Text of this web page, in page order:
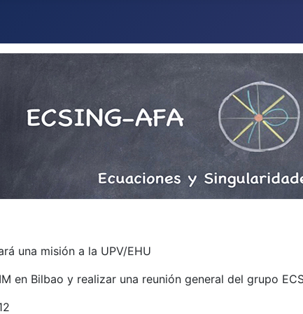
una misión a la UPV/EHU
en Bilbao y realizar una reunión general del grupo